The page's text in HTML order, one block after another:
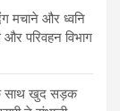
मचाने और ध्वनि
परिवहन विभाग
के साथ खुद सड़क